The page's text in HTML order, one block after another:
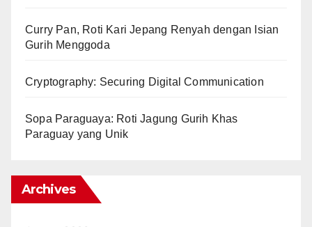
Curry Pan, Roti Kari Jepang Renyah dengan Isian
Gurih Menggoda
Cryptography: Securing Digital Communication
Sopa Paraguaya: Roti Jagung Gurih Khas
Paraguay yang Unik
Archives